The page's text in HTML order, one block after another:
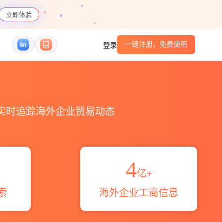
立即体验
登录 一键注册，免费使用
时追踪海外企业贸易动态
4亿+
海外企业工商信息